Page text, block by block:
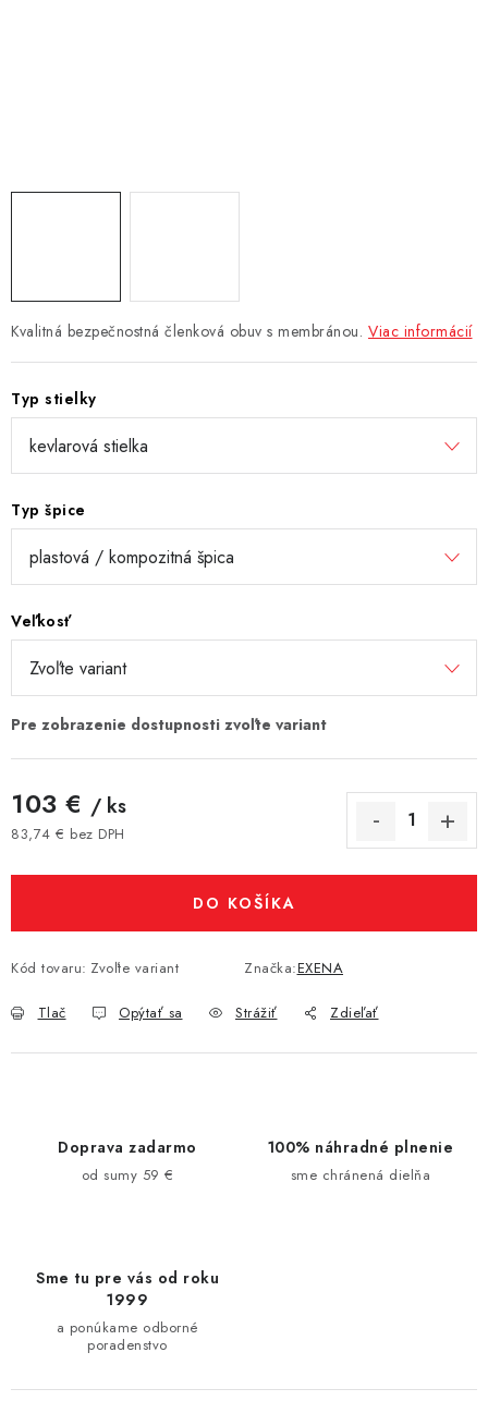
Kvalitná bezpečnostná členková obuv s membránou. Viac informácií
Typ stielky
Typ špice
Veľkosť
103 € / ks
83,74 € bez DPH
DO KOŠÍKA
Kód tovaru: Zvoľte variant Značka:EXENA
Tlač Opýtať sa Strážiť Zdieľať
Doprava zadarmo
od sumy 59 €
100% náhradné plnenie
sme chránená dielňa
Sme tu pre vás od roku
1999
a ponúkame odborné
poradenstvo